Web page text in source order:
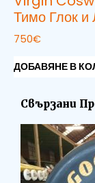
Тимо Глок и
750€
ДОБАВЯНЕ В
Свързани